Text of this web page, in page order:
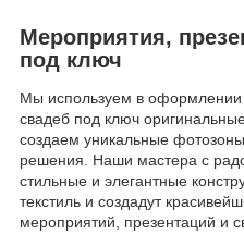
Мероприятия,
под ключ
Мы используем в оформлении
свадеб под ключ
создаем уникальные
решения. Наши мастера с
стильные и элегантные
текстиль и создадут
мероприятий, презентаций и